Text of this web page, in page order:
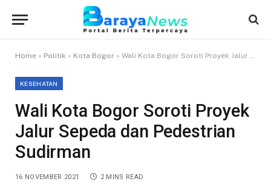
Home » Politik » Kota Bogor » Wali Kota Bogor Soroti Proyek Jalur Sepeda dan Pedestrian Sudirman
KESEHATAN
Wali Kota Bogor Soroti Proyek
Jalur Sepeda dan Pedestrian
Sudirman
16 NOVEMBER 2021 2 MINS READ